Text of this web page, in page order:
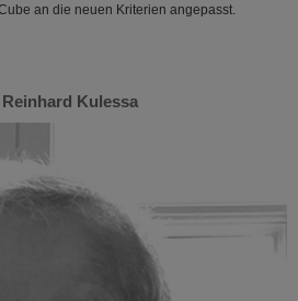
an die neuen Kriterien angepasst.
Kulessa